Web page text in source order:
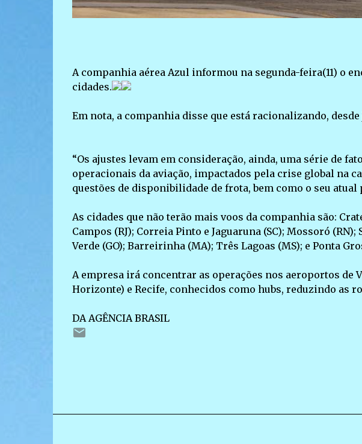
A companhia aérea Azul informou na segunda-feira(11) o
cidades.
Em nota, a companhia disse que está racionalizando,
“Os ajustes levam em consideração, ainda, uma série de
operacionais da aviação, impactados pela crise global na
questões de disponibilidade de frota, bem como o seu atual
As cidades que não terão mais voos da companhia são:
Campos (RJ); Correia Pinto e Jaguaruna (SC); Mossoró
Verde (GO); Barreirinha (MA); Três Lagoas (MS); e Ponta
A empresa irá concentrar as operações nos aeroportos de
Horizonte) e Recife, conhecidos como hubs, reduzindo as
DA AGÊNCIA BRASIL